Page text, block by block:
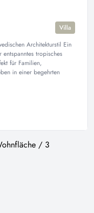
Villa
Architekturstil Ein
entspanntes tropisches
für Familien,
in einer begehrten